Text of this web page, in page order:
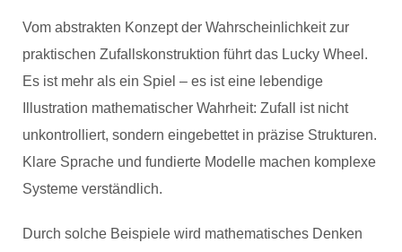
Vom abstrakten Konzept der Wahrscheinlichkeit zur
praktischen Zufallskonstruktion führt das Lucky Wheel.
Es ist mehr als ein Spiel – es ist eine lebendige
Illustration mathematischer Wahrheit: Zufall ist nicht
unkontrolliert, sondern eingebettet in präzise Strukturen.
Klare Sprache und fundierte Modelle machen komplexe
Systeme verständlich.
Durch solche Beispiele wird mathematisches Denken